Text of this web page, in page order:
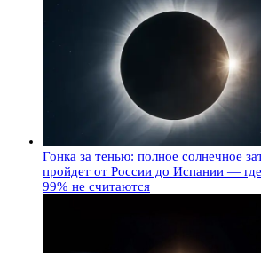
Гонка за тенью: полное солнечное
пройдет от России до Испании —
99% не считаются